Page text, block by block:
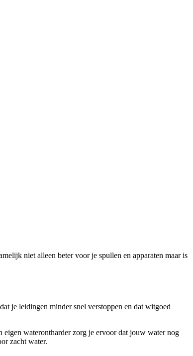
niet alleen beter voor je spullen en apparaten maar is
je leidingen minder snel verstoppen en dat witgoed
eigen waterontharder zorg je ervoor dat jouw water nog
zacht water.